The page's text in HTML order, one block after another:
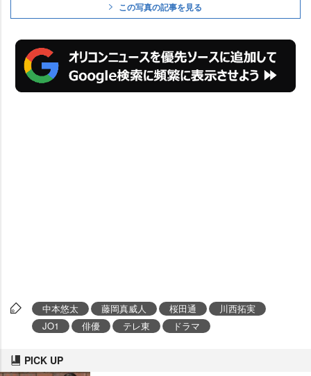
この写真の記事を見る
中本悠太 藤岡真威人 桜田通
川西拓実
JO1
俳優 テレ東 ドラマ
PICK UP